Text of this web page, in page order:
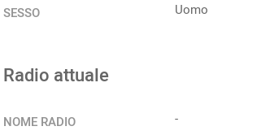
SESSO Uomo
Radio attuale
NOME RADIO -